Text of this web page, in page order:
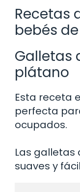
Recetas
bebés
Galletas
plátano
Esta receta
perfecta
ocupados.
Las galletas
suaves y